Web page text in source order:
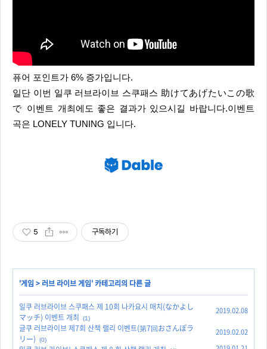
퓨어 포인트가 6% 증가입니다.
일단 이번 일쿠 러브라이브 스쿠패스 助けてあげたいこの歌
で 이벤트 개최에도 좋은 결과가 있으시길 바랍니다.이벤트
곡은 LONELY TUNING 입니다.
5 구독하기
'게임 > 러브 라이브 게임' 카테고리의 다른 글
일쿠 러브라이브 스쿠패스 제 10회 나카요시 매치(なかよし
マッチ) 이벤트 개최
(1)
2019.02.08
글쿠 러브라이브 제7회 산책 랠리 이벤트(第7回おさんぽラ
リー)
(0)
2019.02.02